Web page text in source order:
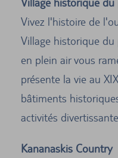
Vivez l'histoire de
Village historique du
en plein air vous
présente la vie au
bâtiments
activités
Kananaskis Country